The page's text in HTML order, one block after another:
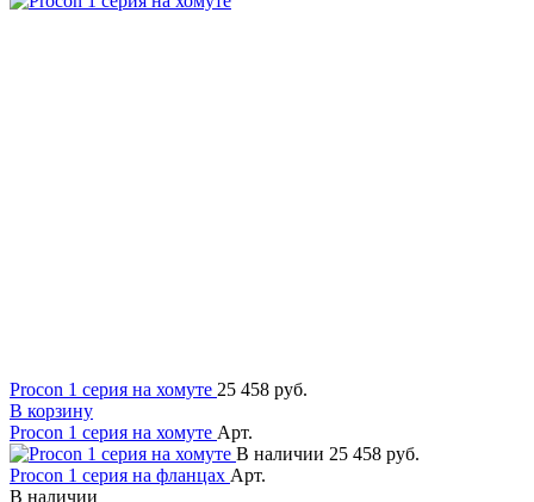
Procon 1 серия на хомуте 25 458 руб.
В корзину
Procon 1 серия на хомуте Арт.
В наличии 25 458 руб.
Procon 1 серия на фланцах Арт.
В наличии